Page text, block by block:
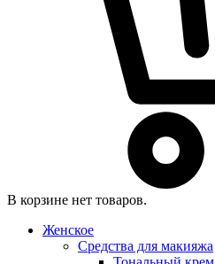
В корзине нет товаров.
Женское
Средства для макияжа